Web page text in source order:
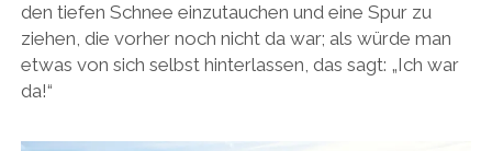
den tiefen Schnee einzutauchen und eine Spur zu
ziehen, die vorher noch nicht da war; als würde man
etwas von sich selbst hinterlassen, das sagt: „Ich war
da!“